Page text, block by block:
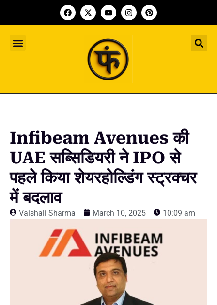
Infibeam Avenues की
UAE सब्सिडियरी ने IPO से
पहले किया शेयरहोल्डिंग स्ट्रक्चर
में बदलाव
Vaishali Sharma March 10, 2025 10:09 am